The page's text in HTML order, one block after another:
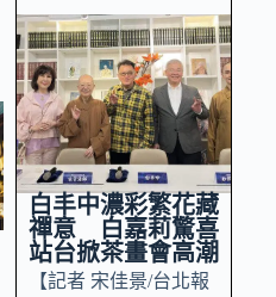
白丰中濃彩繁花藏
禪意 白嘉莉驚喜
站台掀茶畫會高潮
【記者 宋佳景/台北報